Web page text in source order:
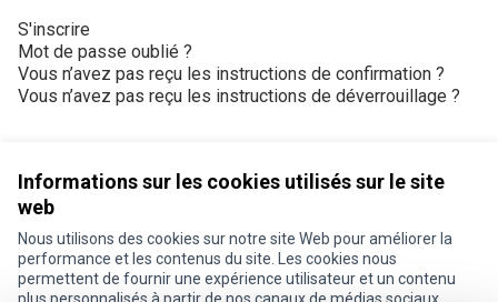
Informations sur les cookies utilisés sur le site
web
Nous utilisons des cookies sur notre site Web pour améliorer la
performance et les contenus du site. Les cookies nous
permettent de fournir une expérience utilisateur et un contenu
S'inscrire
Mot de passe oublié ?
Vous n’avez pas reçu les instructions de confirmation ?
Vous n’avez pas reçu les instructions de déverrouillage ?
Conditions d'utilisation
Paramètres des cookies
Je participe ! sur X
Je participe ! sur Facebook
Je participe ! sur Instagram